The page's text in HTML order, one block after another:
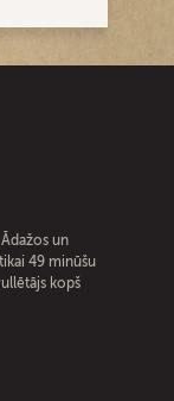
un
49 minūšu
kopš